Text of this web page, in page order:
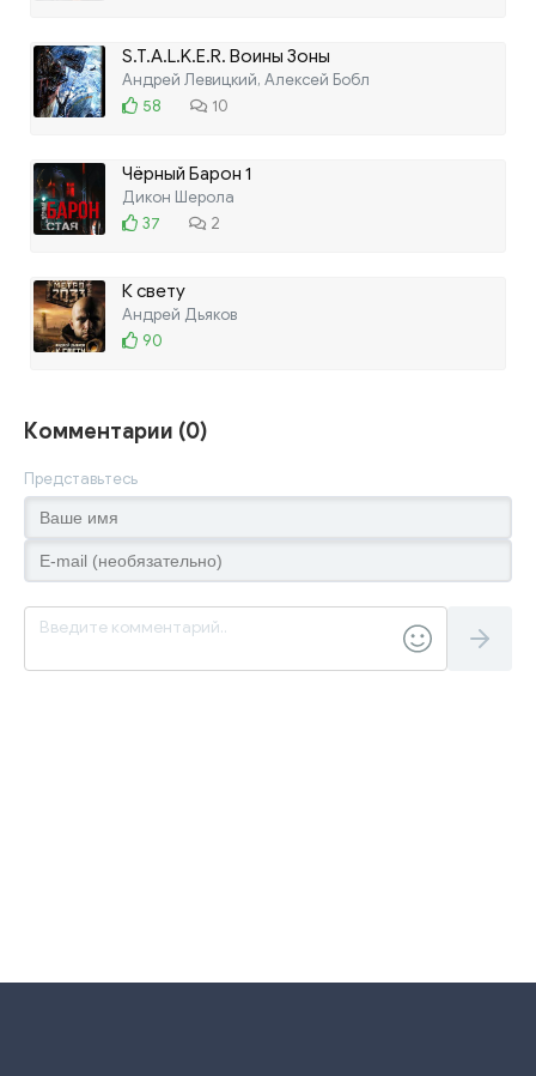
S.T.A.L.K.E.R. Воины Зоны
Андрей Левицкий, Алексей Бобл
58
10
Чёрный Барон 1
Дикон Шерола
37
2
К свету
Андрей Дьяков
90
Комментарии (0)
Представьтесь